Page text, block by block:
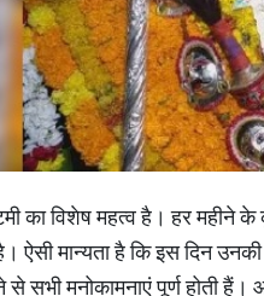
का विशेष महत्व है। हर महीने
ऐसी मान्यता है कि इस दिन
सभी मनोकामनाएं पूर्ण होती